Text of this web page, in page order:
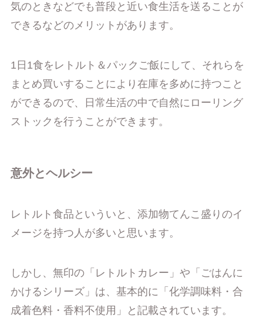
気のときなどでも普段と近い食生活を送ることが
できるなどのメリットがあります。
1日1食をレトルト＆パックご飯にして、それらを
まとめ買いすることにより在庫を多めに持つこと
ができるので、日常生活の中で自然にローリング
ストックを行うことができます。
意外とヘルシー
レトルト食品といういと、添加物てんこ盛りのイ
メージを持つ人が多いと思います。
しかし、無印の「レトルトカレー」や「ごはんに
かけるシリーズ」は、基本的に「化学調味料・合
成着色料・香料不使用」と記載されています。